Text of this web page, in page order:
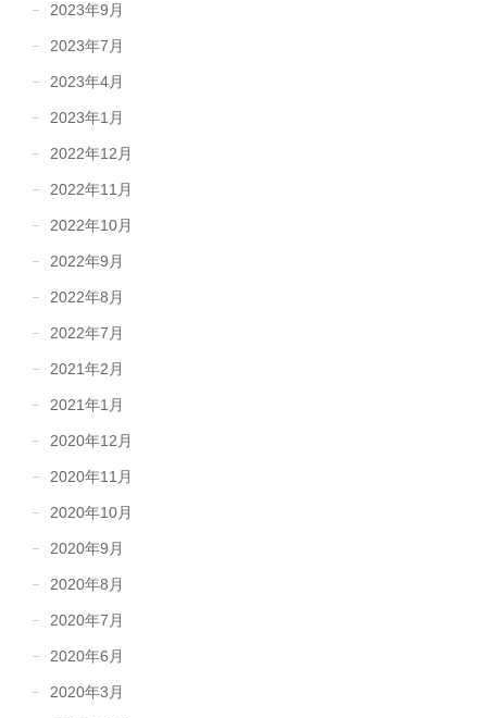
2023年9月
2023年7月
2023年4月
2023年1月
2022年12月
2022年11月
2022年10月
2022年9月
2022年8月
2022年7月
2021年2月
2021年1月
2020年12月
2020年11月
2020年10月
2020年9月
2020年8月
2020年7月
2020年6月
2020年3月